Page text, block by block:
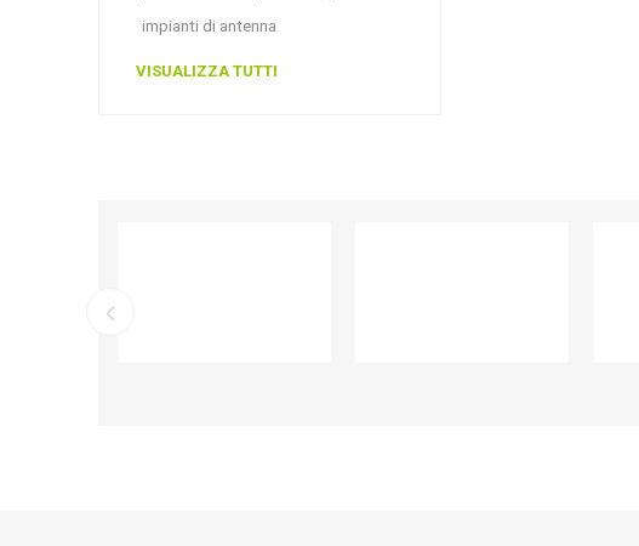
impianti di antenna
VISUALIZZA TUTTI